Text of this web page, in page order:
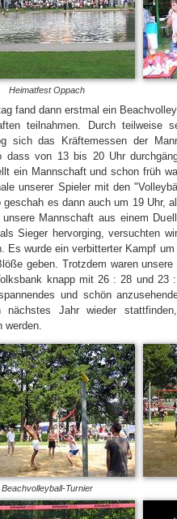
Heimatfest Oppach
fand dann erstmal ein
teilnahmen. Durch teilweise
sich das Kräftemessen der
dass von 13 bis 20 Uhr
ein Mannschaft und schon früh
unserer Spieler mit den
geschah es dann auch um 19 Uhr,
unsere Mannschaft aus einem
Sieger hervorging, versuchten
Es wurde ein verbitterter Kampf
geben. Trotzdem waren
knapp mit 26 : 28 und 23
und schön
nächstes Jahr wieder
werden.
Beachvolleyball-Turnier